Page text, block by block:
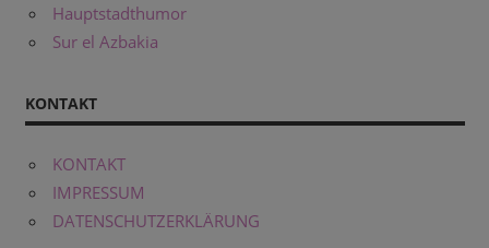
Hauptstadthumor
Sur el Azbakia
KONTAKT
KONTAKT
IMPRESSUM
DATENSCHUTZERKLÄRUNG